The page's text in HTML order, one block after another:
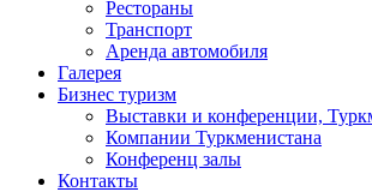
Рестораны
Транспорт
Аренда автомобиля
Галерея
Бизнес туризм
Выставки и конференции,
Компании Туркменистана
Конференц залы
Контакты